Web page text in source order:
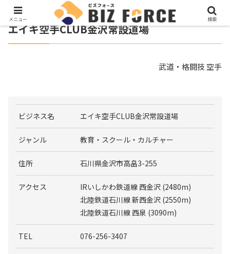
エイキ空手CLUB金沢常設道場
武道・格闘技 空手
ビジネス名 エイキ空手CLUB金沢常設道場
ジャンル 教育・スクール・カルチャー
住所 石川県金沢市高畠3-255
アクセス
IRいしかわ鉄道線 西金沢 (2480m)
北陸鉄道石川線 新西金沢 (2550m)
北陸鉄道石川線 西泉 (3090m)
TEL 076-256-3407
メニュー 検索